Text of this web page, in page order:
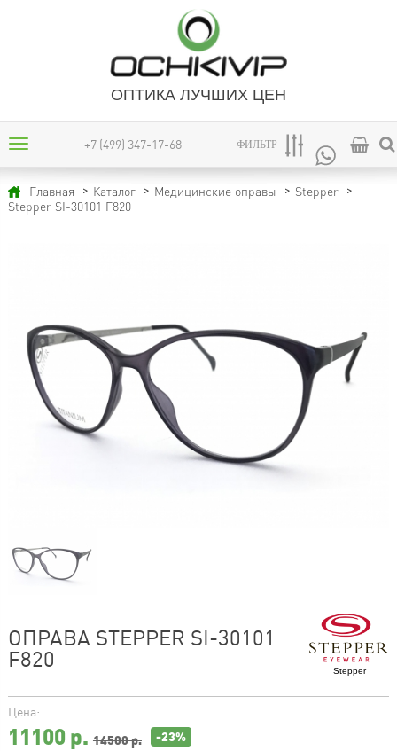
ОПТИКА ЛУЧШИХ ЦЕН
+7 (499) 347-17-68 ФИЛЬТР
Главная Каталог Медицинские оправы
Stepper
Stepper SI-30101 F820
Stepper
ОПРАВА STEPPER SI-30101
F820
Цена:
11100р. 14500 р. -23%